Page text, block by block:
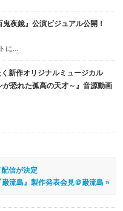
夜鏡』公演ビジュアル公開！
...
新作オリジナルミュージカル
が恐れた孤高の天才～』音源動画
信が決定
巌流島』製作発表会見＠巌流島 »